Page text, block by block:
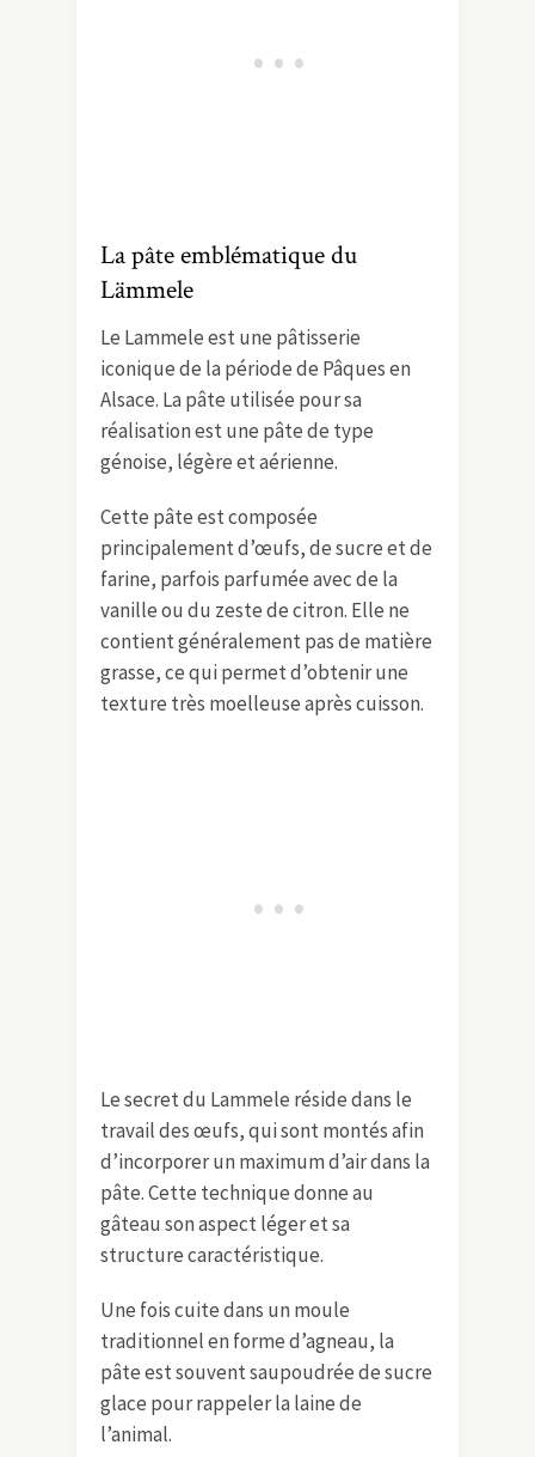
La pâte emblématique du
Lämmele
Le Lammele est une pâtisserie
iconique de la période de Pâques en
Alsace. La pâte utilisée pour sa
réalisation est une pâte de type
génoise, légère et aérienne.
Cette pâte est composée
principalement d’œufs, de sucre et de
farine, parfois parfumée avec de la
vanille ou du zeste de citron. Elle ne
contient généralement pas de matière
grasse, ce qui permet d’obtenir une
texture très moelleuse après cuisson.
Le secret du Lammele réside dans le
travail des œufs, qui sont montés afin
d’incorporer un maximum d’air dans la
pâte. Cette technique donne au
gâteau son aspect léger et sa
structure caractéristique.
Une fois cuite dans un moule
traditionnel en forme d’agneau, la
pâte est souvent saupoudrée de sucre
glace pour rappeler la laine de
l’animal.